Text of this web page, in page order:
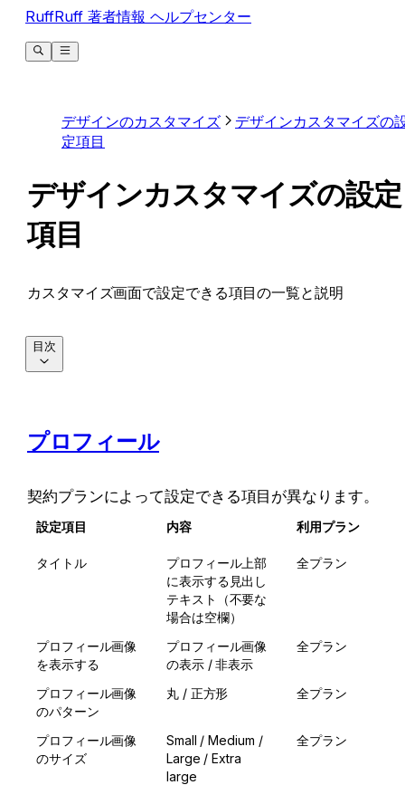
RuffRuff 著者情報 ヘルプセンター
デザインのカスタマイズ
デザインカスタマイズの
定項目
デザインカスタマイズの設定
項目
カスタマイズ画面で設定できる項目の一覧と説明
プロフィール
契約プランによって設定できる項目が異なります。
設定項目 内容 利用プラン
タイトル
プロフィール上部
に表示する見出し
テキスト（不要な
場合は空欄）
全プラン
プロフィール画像
を表示する
プロフィール画像
の表示 / 非表示
全プラン
プロフィール画像
のパターン
丸 / 正方形 全プラン
プロフィール画像
のサイズ
Small / Medium /
Large / Extra
large
全プラン
目次